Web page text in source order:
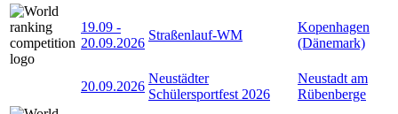
19.09 -
20.09.2026
Straßenlauf-WM
Kopenhagen
(Dänemark)
20.09.2026
Neustädter
Schülersportfest 2026
Neustadt am
Rübenberge